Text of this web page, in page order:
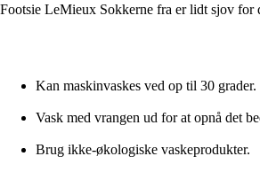
Footsie LeMieux Sokkerne fra er lidt sjov for
Kan maskinvaskes ved op til 30 grader.
Vask med vrangen ud for at opnå det
Brug ikke-økologiske vaskeprodukter.